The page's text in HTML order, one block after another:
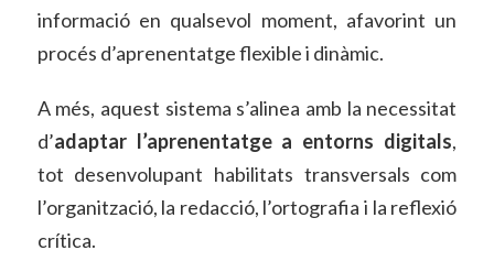
informació en qualsevol moment, afavorint un
procés d’aprenentatge flexible i dinàmic.
A més, aquest sistema s’alinea amb la necessitat
d’adaptar l’aprenentatge a entorns digitals,
tot desenvolupant habilitats transversals com
l’organització, la redacció, l’ortografia i la reflexió
crítica.